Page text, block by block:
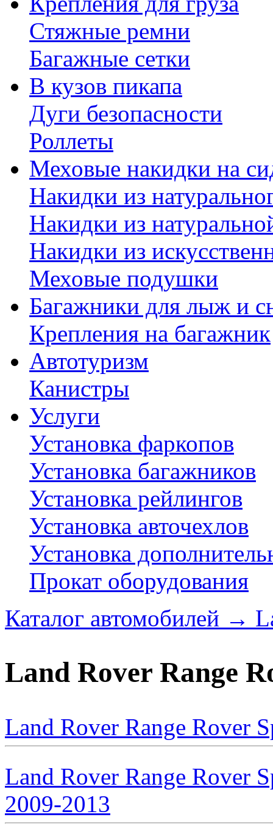
Стяжные ремни
Багажные сетки
В кузов пикапа
Дуги безопасности
Роллеты
Меховые накидки на
Накидки из
Накидки из
Накидки из
Меховые подушки
Багажники для лыж и
Крепления на багажник
Автотуризм
Канистры
Услуги
Установка фаркопов
Установка багажников
Установка рейлингов
Установка авточехлов
Установка
Прокат оборудования
Каталог автомобилей →
Land Rover Range
Land Rover Range Rover
Land Rover Range Rover
2009-2013